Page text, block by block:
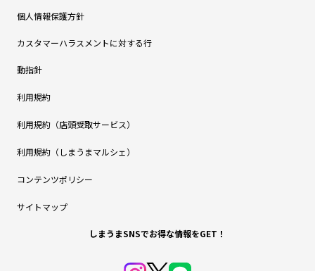
個人情報保護方針
カスタマーハラスメントに対する行
動指針
利用規約
利用規約（店頭受取サービス）
利用規約（しまうまマルシェ）
コンテンツポリシー
サイトマップ
しまうまSNSでお得な情報をGET！